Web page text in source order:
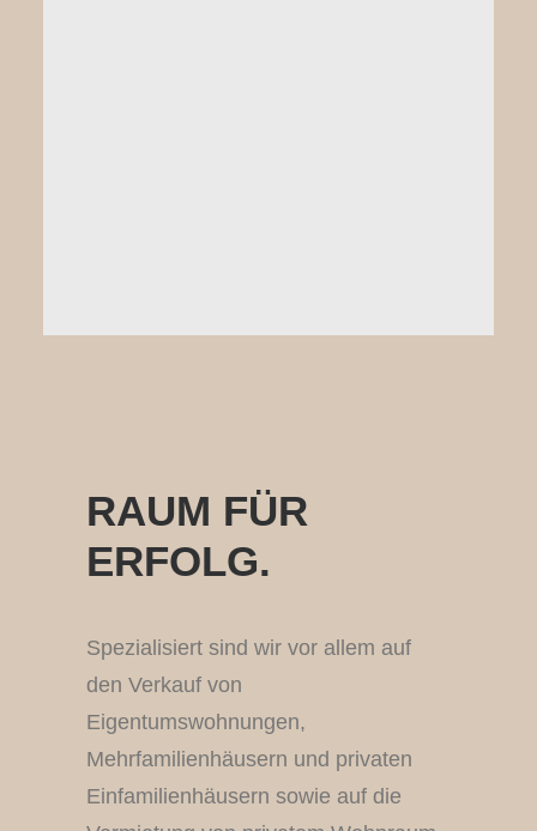
RAUM FÜR
ERFOLG.
Spezialisiert sind wir vor allem auf
den Verkauf von
Eigentumswohnungen,
Mehrfamilienhäusern und privaten
Einfamilienhäusern sowie auf die